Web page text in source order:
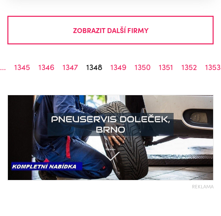
ZOBRAZIT DALŠÍ FIRMY
... 1345 1346 1347 1348 1349 1350 1351 1352 1353
REKLAMA